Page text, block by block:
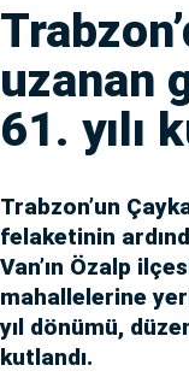
uzanan
61. yılı
Trabzon’un
felaketinin
Van’ın Özalp
mahallelerine
yıl dönümü,
kutlandı.